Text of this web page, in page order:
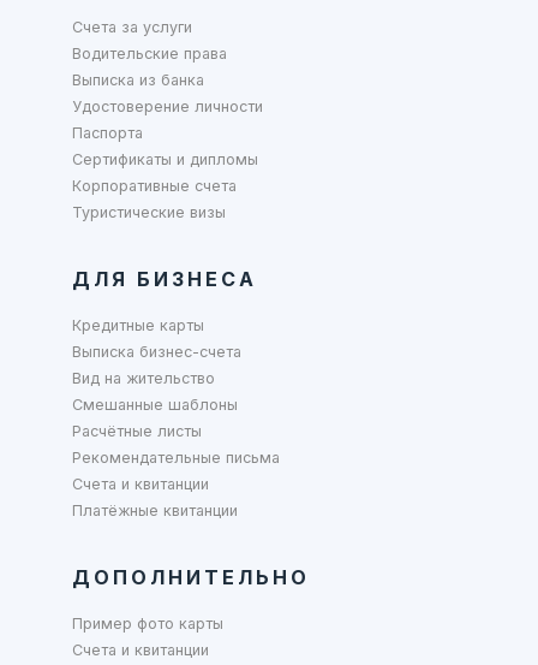
Счета за услуги
Водительские права
Выписка из банка
Удостоверение личности
Паспорта
Сертификаты и дипломы
Корпоративные счета
Туристические визы
ДЛЯ БИЗНЕСА
Кредитные карты
Выписка бизнес-счета
Вид на жительство
Смешанные шаблоны
Расчётные листы
Рекомендательные письма
Счета и квитанции
Платёжные квитанции
ДОПОЛНИТЕЛЬНО
Пример фото карты
Счета и квитанции